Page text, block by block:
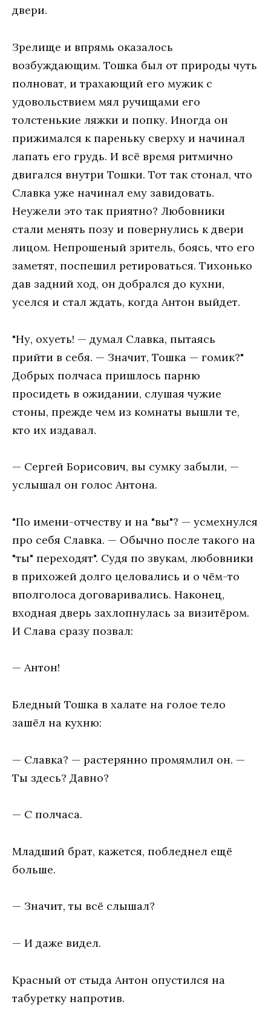
двери.
Зрелище и впрямь оказалось
возбуждающим. Тошка был от природы чуть
полноват, и трахающий его мужик с
удовольствием мял ручищами его
толстенькие ляжки и попку. Иногда он
прижимался к пареньку сверху и начинал
лапать его грудь. И всё время ритмично
двигался внутри Тошки. Тот так стонал, что
Славка уже начинал ему завидовать.
Неужели это так приятно? Любовники
стали менять позу и повернулись к двери
лицом. Непрошеный зритель, боясь, что его
заметят, поспешил ретироваться. Тихонько
дав задний ход, он добрался до кухни,
уселся и стал ждать, когда Антон выйдет.
"Ну, охуеть! — думал Славка, пытаясь
прийти в себя. — Значит, Тошка — гомик?"
Добрых полчаса пришлось парню
просидеть в ожидании, слушая чужие
стоны, прежде чем из комнаты вышли те,
кто их издавал.
— Сергей Борисович, вы сумку забыли, —
услышал он голос Антона.
"По имени-отчеству и на "вы"? — усмехнулся
про себя Славка. — Обычно после такого на
"ты" переходят". Судя по звукам, любовники
в прихожей долго целовались и о чём-то
вполголоса договаривались. Наконец,
входная дверь захлопнулась за визитёром.
И Слава сразу позвал:
— Антон!
Бледный Тошка в халате на голое тело
зашёл на кухню:
— Славка? — растерянно промямлил он. —
Ты здесь? Давно?
— С полчаса.
Младший брат, кажется, побледнел ещё
больше.
— Значит, ты всё слышал?
— И даже видел.
Красный от стыда Антон опустился на
табуретку напротив.